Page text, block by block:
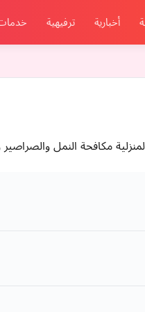
أخبارية ترفيهية
النمل والصراصير وبق